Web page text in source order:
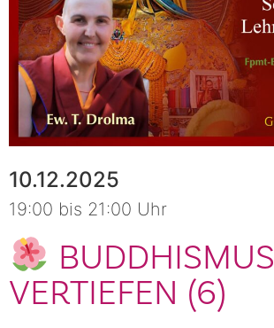
10.12.2025
19:00 bis 21:00 Uhr
BUDDHISMUS
VERTIEFEN (6)